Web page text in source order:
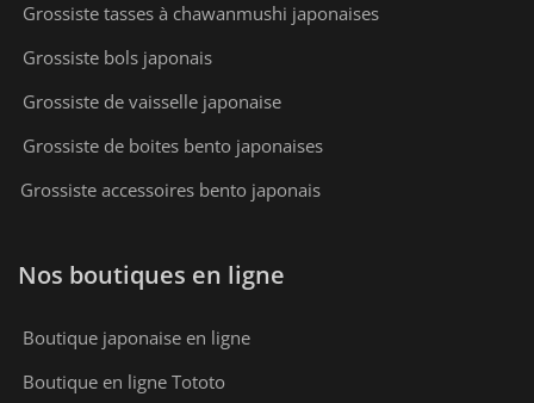
Grossiste tasses à chawanmushi japonaises
Grossiste bols japonais
Grossiste de vaisselle japonaise
Grossiste de boites bento japonaises
Grossiste accessoires bento japonais
Nos boutiques en ligne
Boutique japonaise en ligne
Boutique en ligne Tototo